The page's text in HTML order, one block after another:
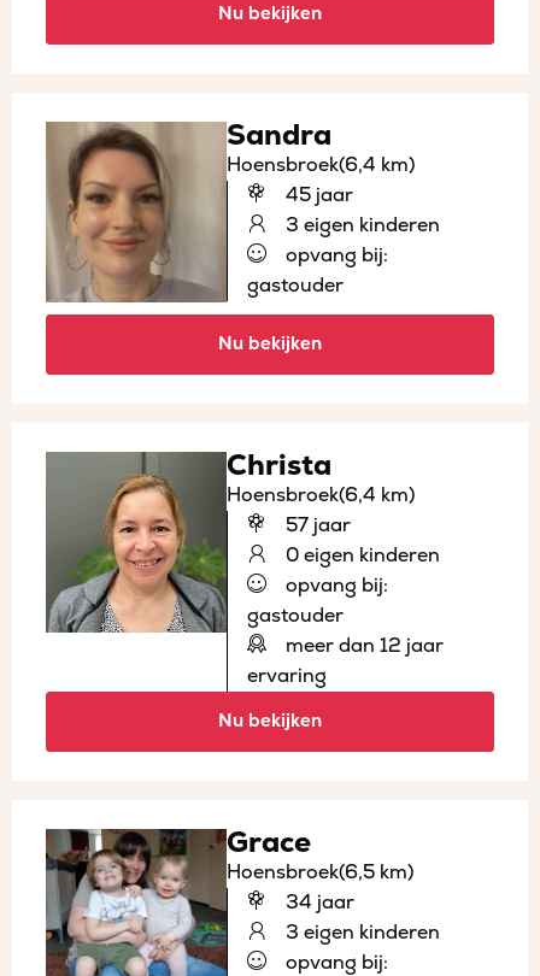
Nu bekijken
Sandra
Hoensbroek(6,4 km)
45 jaar
3 eigen kinderen
opvang bij:
gastouder
Nu bekijken
Christa
Hoensbroek(6,4 km)
57 jaar
0 eigen kinderen
opvang bij:
gastouder
meer dan 12 jaar
ervaring
Nu bekijken
Grace
Hoensbroek(6,5 km)
34 jaar
3 eigen kinderen
opvang bij: